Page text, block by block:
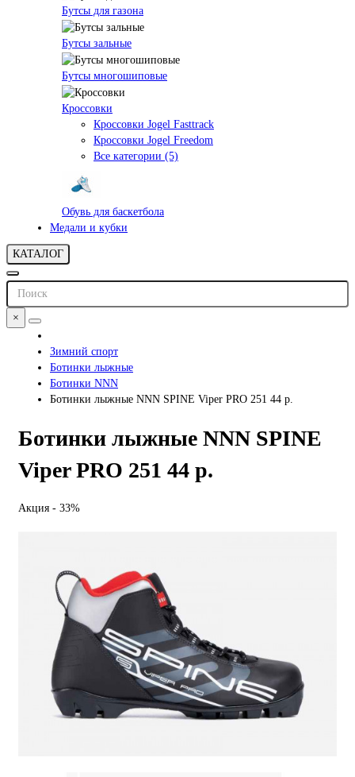
Бутсы для газона
Бутсы зальные
Бутсы многошиповые
Кроссовки
Кроссовки Jogel Fasttrack
Кроссовки Jogel Freedom
Все категории (5)
Обувь для баскетбола
Медали и кубки
КАТАЛОГ
×
Зимний спорт
Ботинки лыжные
Ботинки NNN
Ботинки лыжные NNN SPINE Viper PRO 251 44 р.
Ботинки лыжные NNN SPINE
Viper PRO 251 44 р.
Акция - 33%